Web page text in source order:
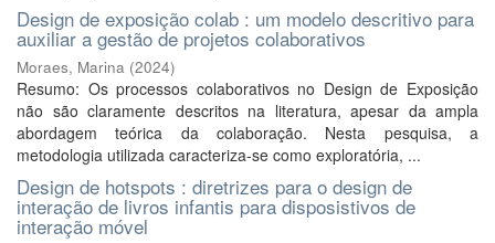
Design de exposição colab : um modelo descritivo para
auxiliar a gestão de projetos colaborativos
Moraes, Marina (2024)
Resumo: Os processos colaborativos no Design de Exposição
não são claramente descritos na literatura, apesar da ampla
abordagem teórica da colaboração. Nesta pesquisa, a
metodologia utilizada caracteriza-se como exploratória, ...
Design de hotspots : diretrizes para o design de
interação de livros infantis para disposistivos de
interação móvel